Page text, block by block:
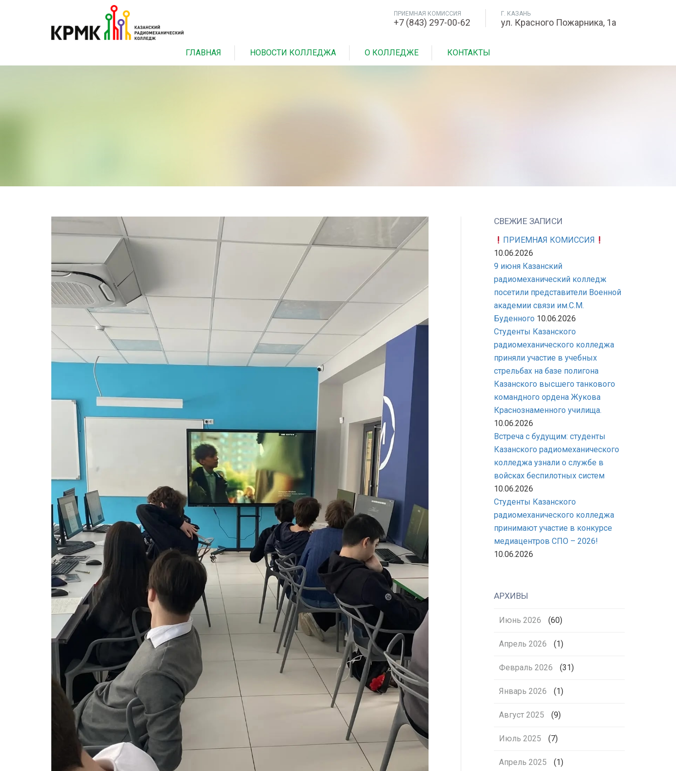
ПРИЕМНАЯ КОМИССИЯ
+7 (843) 297-00-62
Г. КАЗАНЬ
ул. Красного Пожарника, 1а
ГЛАВНАЯ НОВОСТИ КОЛЛЕДЖА О КОЛЛЕДЖЕ КОНТАКТЫ
СВЕЖИЕ ЗАПИСИ
ПРИЕМНАЯ КОМИССИЯ
10.06.2026
9 июня Казанский
радиомеханический колледж
посетили представители Военной
академии связи им.С.М.
Буденного 10.06.2026
Студенты Казанского
радиомеханического колледжа
приняли участие в учебных
стрельбах на базе полигона
Казанского высшего танкового
командного ордена Жукова
Краснознаменного училища.
10.06.2026
Встреча с будущим: студенты
Казанского радиомеханического
колледжа узнали о службе в
войсках беспилотных систем
10.06.2026
Студенты Казанского
радиомеханического колледжа
принимают участие в конкурсе
медиацентров СПО – 2026!
10.06.2026
АРХИВЫ
Июнь 2026 (60)
Апрель 2026 (1)
Февраль 2026 (31)
Январь 2026 (1)
Август 2025 (9)
Июль 2025 (7)
Апрель 2025 (1)